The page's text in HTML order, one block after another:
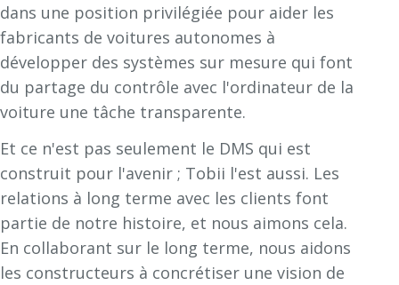
dans une position privilégiée pour aider les
fabricants de voitures autonomes à
développer des systèmes sur mesure qui font
du partage du contrôle avec l'ordinateur de la
voiture une tâche transparente.
Et ce n'est pas seulement le DMS qui est
construit pour l'avenir ; Tobii l'est aussi. Les
relations à long terme avec les clients font
partie de notre histoire, et nous aimons cela.
En collaborant sur le long terme, nous aidons
les constructeurs à concrétiser une vision de